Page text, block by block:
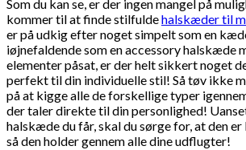
Som du kan se, er der ingen mangel på
kommer til at finde stilfuldehalskæder til
er på udkig efter noget simpelt som en
iøjnefaldende som en accessory halskæde
elementer påsat, er der helt sikkert noget
perfekt til din individuelle stil! Så tøv ikke
på at kigge alle de forskellige typer
der taler direkte til din personlighed!
halskæde du får, skal du sørge for, at den
så den holder gennem alle dine udflugter!